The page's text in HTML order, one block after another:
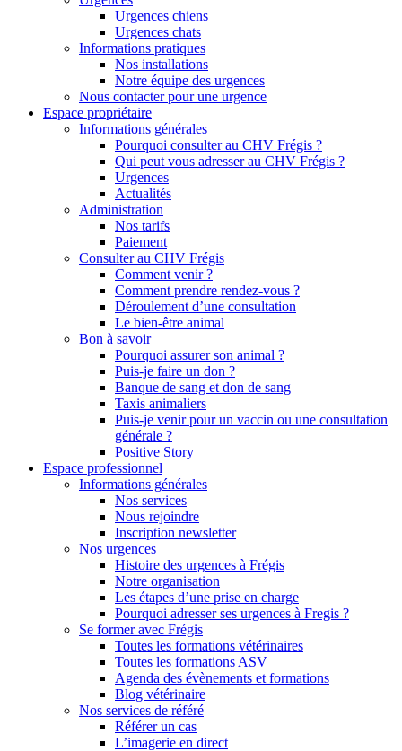
Urgences chiens
Urgences chats
Informations pratiques
Nos installations
Notre équipe des urgences
Nous contacter pour une urgence
Espace propriétaire
Informations générales
Pourquoi consulter au CHV Frégis ?
Qui peut vous adresser au CHV Frégis ?
Urgences
Actualités
Administration
Nos tarifs
Paiement
Consulter au CHV Frégis
Comment venir ?
Comment prendre rendez-vous ?
Déroulement d’une consultation
Le bien-être animal
Bon à savoir
Pourquoi assurer son animal ?
Puis-je faire un don ?
Banque de sang et don de sang
Taxis animaliers
Puis-je venir pour un vaccin ou une consultation
générale ?
Positive Story
Espace professionnel
Informations générales
Nos services
Nous rejoindre
Inscription newsletter
Nos urgences
Histoire des urgences à Frégis
Notre organisation
Les étapes d’une prise en charge
Pourquoi adresser ses urgences à Fregis ?
Se former avec Frégis
Toutes les formations vétérinaires
Toutes les formations ASV
Agenda des évènements et formations
Blog vétérinaire
Nos services de référé
Référer un cas
L’imagerie en direct